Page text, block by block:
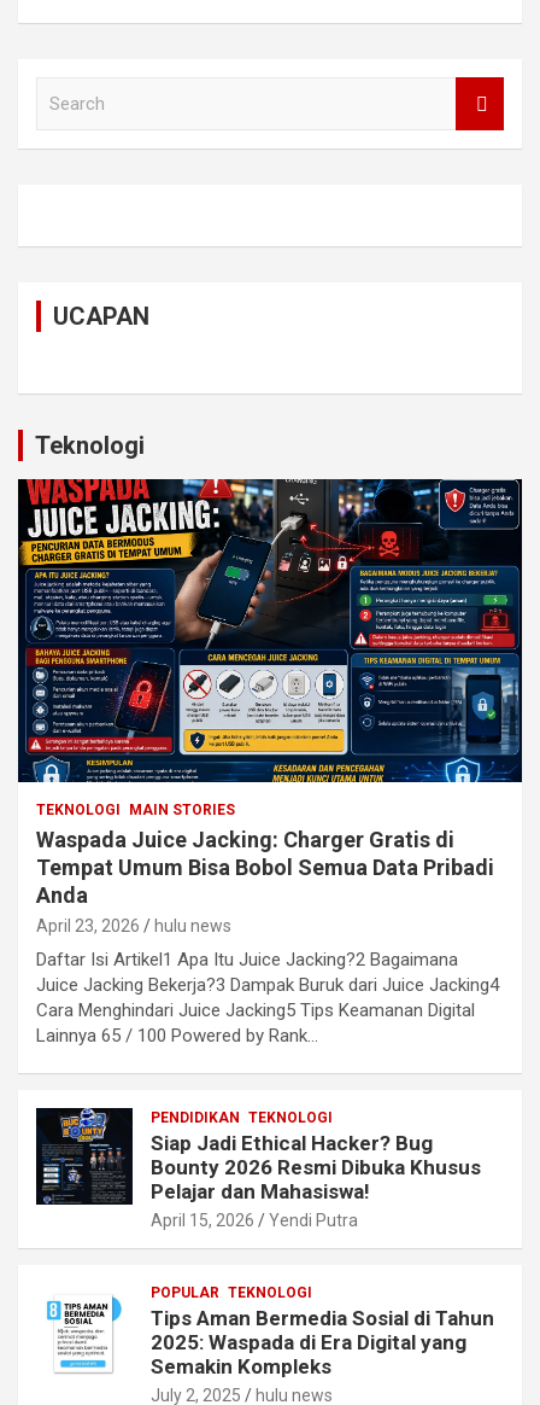
UCAPAN
Teknologi
TEKNOLOGI MAIN STORIES
Waspada Juice Jacking: Charger Gratis di
Tempat Umum Bisa Bobol Semua Data Pribadi
Anda
April 23, 2026 hulu news
Daftar Isi Artikel1 Apa Itu Juice Jacking?2 Bagaimana
Juice Jacking Bekerja?3 Dampak Buruk dari Juice Jacking4
Cara Menghindari Juice Jacking5 Tips Keamanan Digital
Lainnya 65 / 100 Powered by Rank…
PENDIDIKAN TEKNOLOGI
Siap Jadi Ethical Hacker? Bug
Bounty 2026 Resmi Dibuka Khusus
Pelajar dan Mahasiswa!
April 15, 2026 Yendi Putra
POPULAR TEKNOLOGI
Tips Aman Bermedia Sosial di Tahun
2025: Waspada di Era Digital yang
Semakin Kompleks
July 2, 2025 hulu news